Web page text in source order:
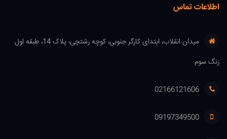
اطلاعات تماس
میدان انقلاب، ابتدای کارگر جنوبی، کوچه رشتچی، پلاک 14، طبقه اول
زنگ سوم
02166121606
09197349500